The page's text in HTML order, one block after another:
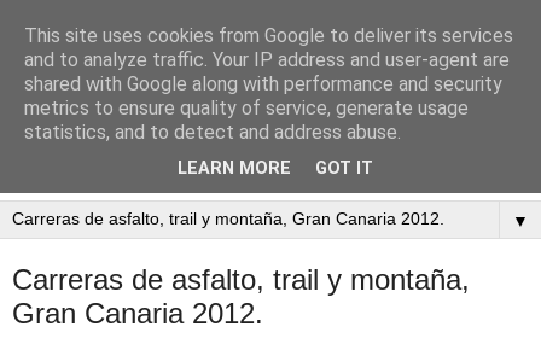
Esto se ha convertido en corre, corre y corre! (lo que antes
▼
Carreras de asfalto, trail y montaña,
Gran Canaria 2012.
This site uses cookies from Google to deliver its services
and to analyze traffic. Your IP address and user-agent are
shared with Google along with performance and security
metrics to ensure quality of service, generate usage
statistics, and to detect and address abuse.
LEARN MORE GOT IT